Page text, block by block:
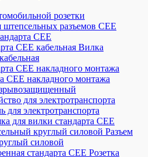
розетки
штепсельных разъемов CEE
CEE
Вилка
CEE накладного монтажа
для электротранспорта
для электротранспорта
для вилки стандарта CEE
Разъем
силовой
Розетка
Быстрый
контроля
фаз
D
PHS-
3-
1M-
04-
PN-